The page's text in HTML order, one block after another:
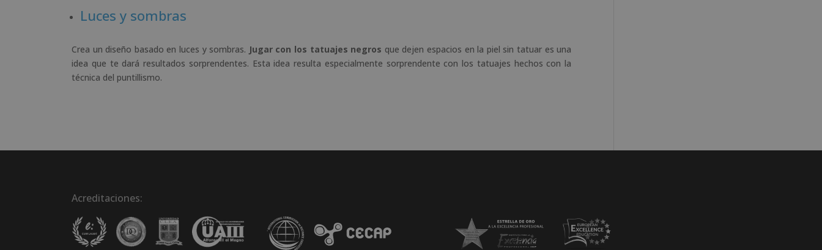
Luces y sombras
Crea un diseño basado en luces y sombras. Jugar con los tatuajes negros que dejen espacios en la piel sin tatuar es una
idea que te dará resultados sorprendentes. Esta idea resulta especialmente sorprendente con los tatuajes hechos con la
técnica del puntillismo.
Acreditaciones: